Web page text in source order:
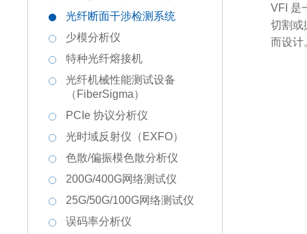
光纤断面干涉检测系统
少模分析仪
特种光纤熔接机
光纤机械性能测试设备
（FiberSigma）
PCIe 协议分析仪
光时域反射仪（EXFO）
色散/偏振模色散分析仪
200G/400G网络测试仪
25G/50G/100G网络测试仪
误码率分析仪
VFI 是
切割或
而设计